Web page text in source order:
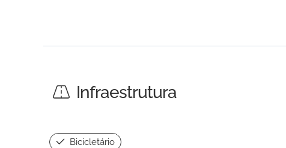
Infraestrutura
Bicicletário